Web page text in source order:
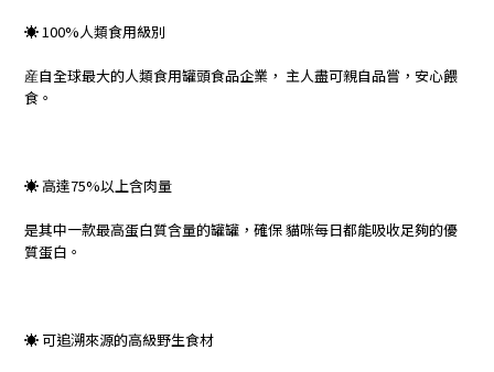
☀ 100%人類食用級別
産自全球最大的人類食用罐頭食品企業， 主人盡可親自品嘗，安心餵
食。
☀ 高達75%以上含肉量
是其中一款最高蛋白質含量的罐罐，確保 貓咪每日都能吸收足夠的優
質蛋白。
☀ 可追溯來源的高級野生食材